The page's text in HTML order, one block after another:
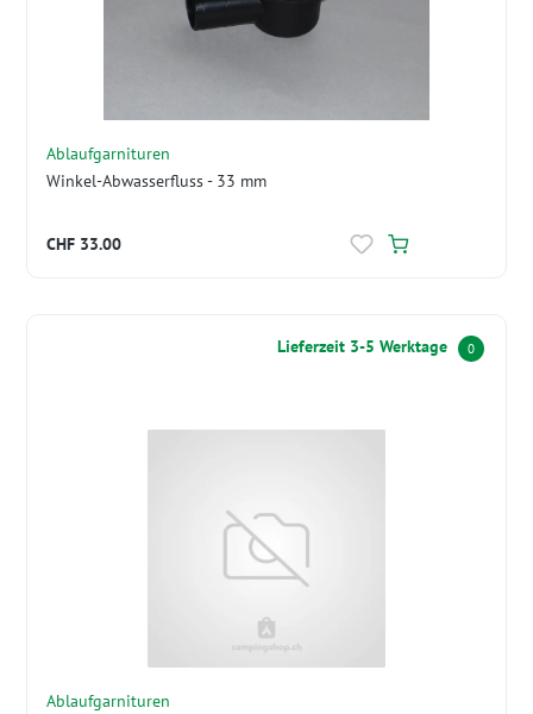
Ablaufgarnituren
Winkel-Abwasserfluss - 33 mm
CHF 33.00
Lieferzeit 3-5 Werktage 0
Ablaufgarnituren